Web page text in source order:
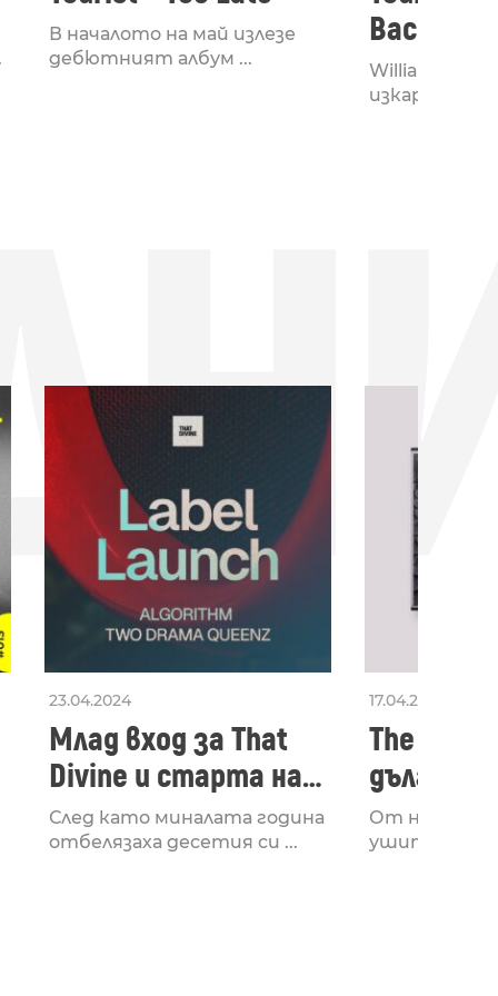
В началото на май излезе
дебютният албум ...
Back
William
изкара
23.04.2024
Млад вход за That
Divine и старта на
лейбъла им
След като миналата година
отбелязаха десетия си ...
17.04.2024
The
втори
излезе
От няколко
ушите и